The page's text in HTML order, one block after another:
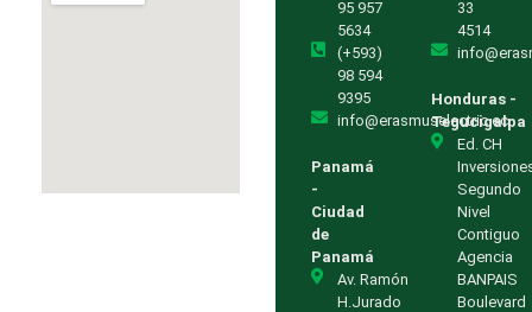
95 957
5634
(+593)
98 594
9395
info@erasmuselectric.ec
Panamá
-
Ciudad
de
Panamá
Av. Ramón
H.Jurado
33
4514
Honduras -
Tegucigalpa
Ed. CH
Segundo
Nivel
Contiguo
Agencia
BANPAIS
Boulevard